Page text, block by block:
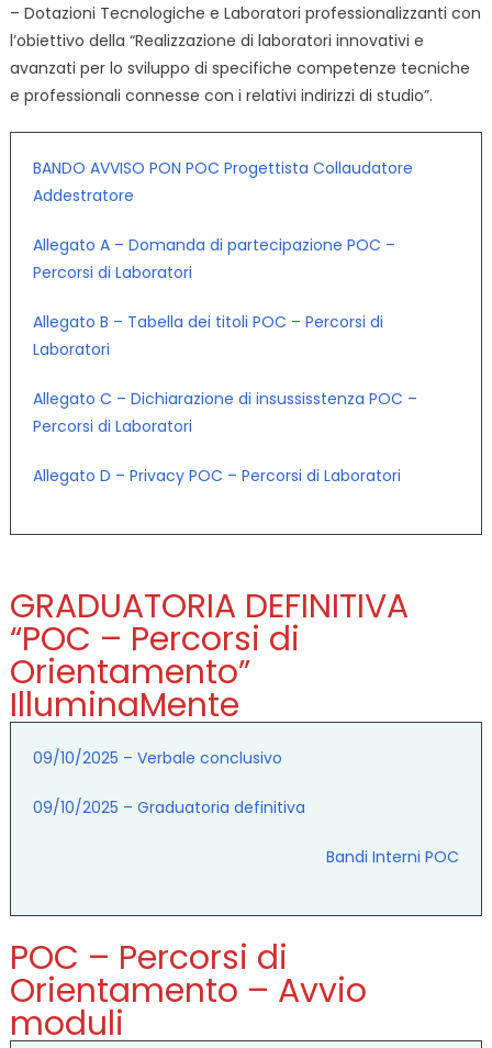
– Dotazioni Tecnologiche e Laboratori professionalizzanti con
l’obiettivo della “Realizzazione di laboratori innovativi e
avanzati per lo sviluppo di specifiche competenze tecniche
e professionali connesse con i relativi indirizzi di studio”.
BANDO AVVISO PON POC Progettista Collaudatore
Addestratore
Allegato A – Domanda di partecipazione POC –
Percorsi di Laboratori
Allegato B – Tabella dei titoli POC – Percorsi di
Laboratori
Allegato C – Dichiarazione di insussisstenza POC –
Percorsi di Laboratori
Allegato D – Privacy POC – Percorsi di Laboratori
GRADUATORIA DEFINITIVA
“POC – Percorsi di
Orientamento”
IlluminaMente
09/10/2025 – Verbale conclusivo
09/10/2025 – Graduatoria definitiva
Bandi Interni POC
POC – Percorsi di
Orientamento – Avvio
moduli